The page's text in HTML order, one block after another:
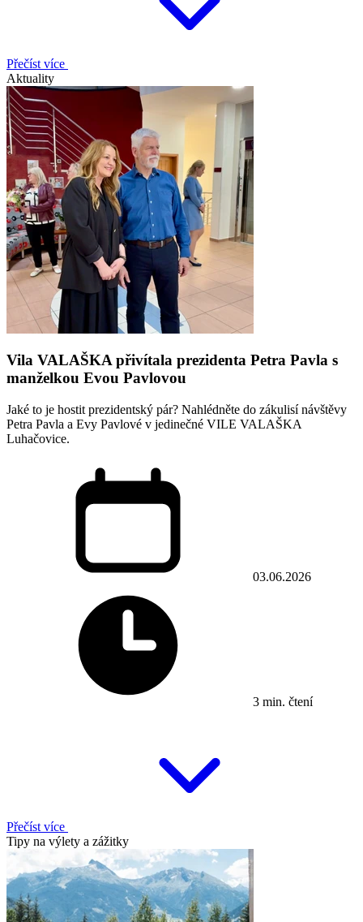
Přečíst více
Aktuality
Vila VALAŠKA přivítala prezidenta Petra Pavla s
manželkou Evou Pavlovou
Jaké to je hostit prezidentský pár? Nahlédněte do zákulisí návštěvy
Petra Pavla a Evy Pavlové v jedinečné VILE VALAŠKA
Luhačovice.
03.06.2026
3 min. čtení
Přečíst více
Tipy na výlety a zážitky